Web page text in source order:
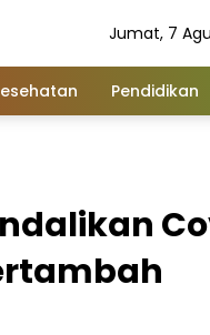
Jumat, 7
Pendidikan